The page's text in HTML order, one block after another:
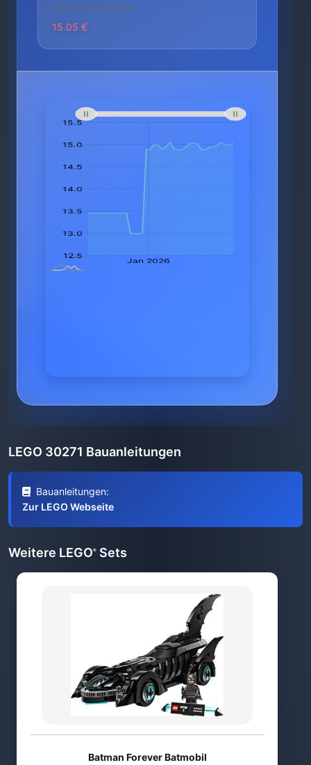
HÖCHSTER PREIS
15.05 €
LEGO 30271 Bauanleitungen
Bauanleitungen:
Zur LEGO Webseite
Weitere LEGO® Sets
Batman Forever Batmobil